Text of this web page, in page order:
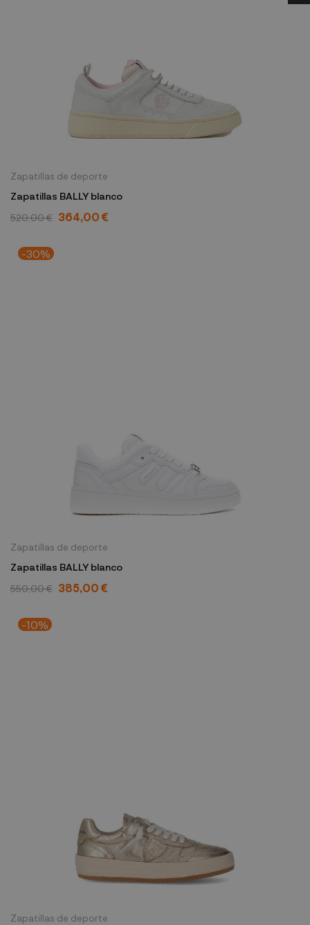
Zapatillas de deporte
Zapatillas BALLY blanco
520,00 € 364,00 €
-30%
Zapatillas de deporte
Zapatillas BALLY blanco
550,00 € 385,00 €
-10%
Zapatillas de deporte